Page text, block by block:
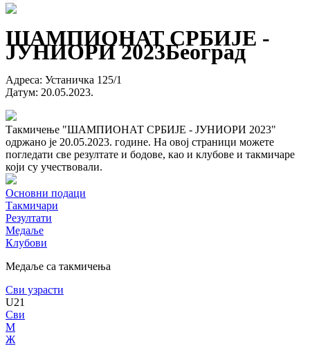
ШАМПИОНАТ СРБИЈЕ -
ЈУНИОРИ 2023Београд
Адреса: Устаничка 125/1
Датум: 20.05.2023.
Такмичење "ШАМПИОНАТ СРБИЈЕ - ЈУНИОРИ 2023"
одржано је 20.05.2023. године. На овој страници можете
погледати све резултате и бодове, као и клубове и такмичаре
који су учествовали.
Основни подаци
Такмичари
Резултати
Медаље
Клубови
Медаље са такмичења
Сви узрасти
U21
Сви
М
Ж